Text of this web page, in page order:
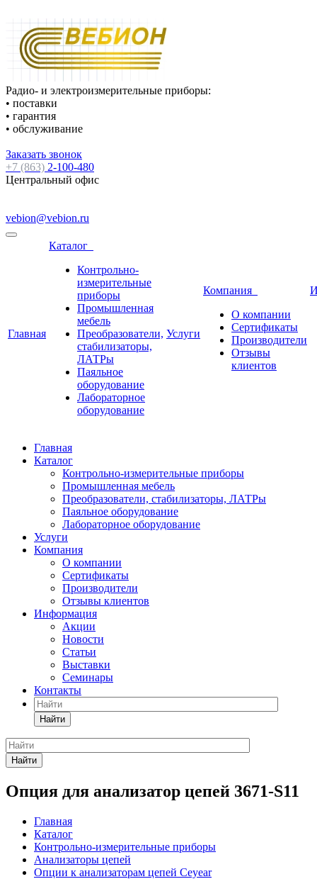
Радио- и электроизмерительные приборы:
• поставки
• гарантия
• обслуживание
Заказать звонок
+7 (863) 2-100-480
Центральный офис
vebion@vebion.ru
Главная
Каталог
Контрольно-
измерительные
приборы
Промышленная
мебель
Преобразователи,
стабилизаторы,
ЛАТРы
Паяльное
оборудование
Лабораторное
оборудование
Услуги
Компания
О компании
Сертификаты
Производители
Отзывы
клиентов
Главная
Каталог
Контрольно-измерительные приборы
Промышленная мебель
Преобразователи, стабилизаторы, ЛАТРы
Паяльное оборудование
Лабораторное оборудование
Услуги
Компания
О компании
Сертификаты
Производители
Отзывы клиентов
Информация
Акции
Новости
Статьи
Выставки
Семинары
Контакты
Найти
Найти
Опция для анализатор цепей 3671-S11
Главная
Каталог
Контрольно-измерительные приборы
Анализаторы цепей
Опции к анализаторам цепей Ceyear